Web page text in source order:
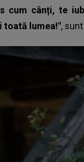
cum cânți, te
toată lumea!",